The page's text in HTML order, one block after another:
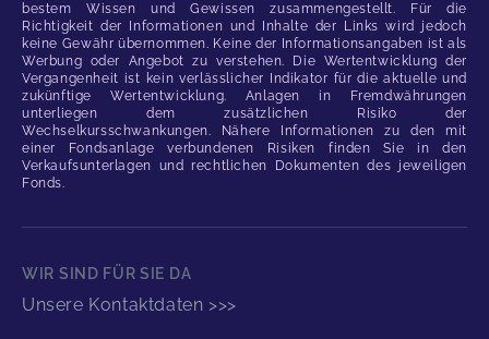
bestem Wissen und Gewissen zusammengestellt. Für die
Richtigkeit der Informationen und Inhalte der Links wird jedoch
keine Gewähr übernommen. Keine der Informationsangaben ist als
Werbung oder Angebot zu verstehen. Die Wertentwicklung der
Vergangenheit ist kein verlässlicher Indikator für die aktuelle und
zukünftige Wertentwicklung. Anlagen in Fremdwährungen
unterliegen dem zusätzlichen Risiko der
Wechselkursschwankungen. Nähere Informationen zu den mit
einer Fondsanlage verbundenen Risiken finden Sie in den
Verkaufsunterlagen und rechtlichen Dokumenten des jeweiligen
Fonds.
WIR SIND FÜR SIE DA
Unsere Kontaktdaten >>>